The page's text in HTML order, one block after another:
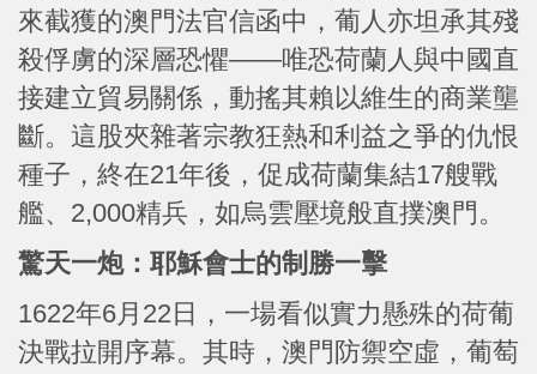
來截獲的澳門法官信函中，葡人亦坦承其殘
殺俘虜的深層恐懼——唯恐荷蘭人與中國直
接建立貿易關係，動搖其賴以維生的商業壟
斷。這股夾雜著宗教狂熱和利益之爭的仇恨
種子，終在21年後，促成荷蘭集結17艘戰
艦、2,000精兵，如烏雲壓境般直撲澳門。
驚天一炮：耶穌會士的制勝一擊
1622年6月22日，一場看似實力懸殊的荷葡
決戰拉開序幕。其時，澳門防禦空虛，葡萄